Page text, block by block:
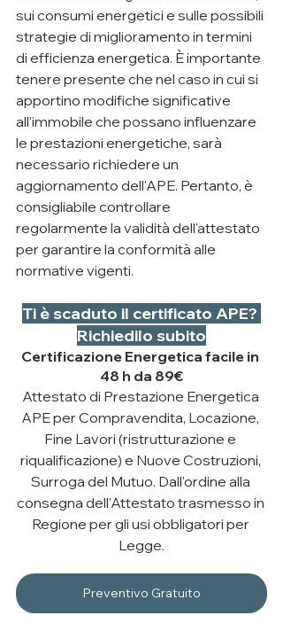
sui consumi energetici e sulle possibili
strategie di miglioramento in termini
di efficienza energetica. È importante
tenere presente che nel caso in cui si
apportino modifiche significative
all'immobile che possano influenzare
le prestazioni energetiche, sarà
necessario richiedere un
aggiornamento dell'APE. Pertanto, è
consigliabile controllare
regolarmente la validità dell'attestato
per garantire la conformità alle
normative vigenti.
​Ti è scaduto il certificato APE?
Richiedilo subito
Certificazione Energetica facile in
48 h da 89€
Attestato di Prestazione Energetica
APE per Compravendita, Locazione,
Fine Lavori (ristrutturazione e
riqualificazione) e Nuove Costruzioni,
Surroga del Mutuo. Dall'ordine alla
consegna dell'Attestato trasmesso in
Regione per gli usi obbligatori per
Legge.
Preventivo Gratuito